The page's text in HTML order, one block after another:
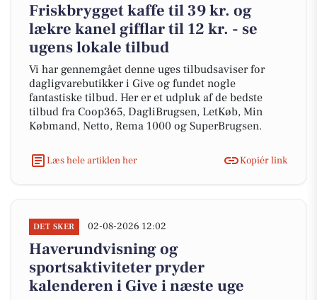
Friskbrygget kaffe til 39 kr. og
lækre kanel gifflar til 12 kr. - se
ugens lokale tilbud
Vi har gennemgået denne uges tilbudsaviser for
dagligvarebutikker i Give og fundet nogle
fantastiske tilbud. Her er et udpluk af de bedste
tilbud fra Coop365, DagliBrugsen, LetKøb, Min
Købmand, Netto, Rema 1000 og SuperBrugsen.
Læs hele artiklen her Kopiér link
DET SKER 02-08-2026 12:02
Haverundvisning og
sportsaktiviteter pryder
kalenderen i Give i næste uge